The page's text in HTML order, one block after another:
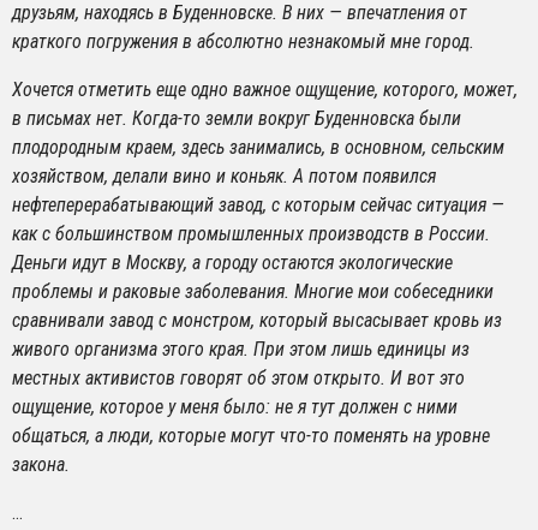
друзьям, находясь в Буденновске. В них — впечатления от
краткого погружения в абсолютно незнакомый мне город.
Хочется отметить еще одно важное ощущение, которого, может,
в письмах нет. Когда-то земли вокруг Буденновска были
плодородным краем, здесь занимались, в основном, сельским
хозяйством, делали вино и коньяк. А потом появился
нефтеперерабатывающий завод, с которым сейчас ситуация —
как с большинством промышленных производств в России.
Деньги идут в Москву, а городу остаются экологические
проблемы и раковые заболевания. Многие мои собеседники
сравнивали завод с монстром, который высасывает кровь из
живого организма этого края. При этом лишь единицы из
местных активистов говорят об этом открыто. И вот это
ощущение, которое у меня было: не я тут должен с ними
общаться, а люди, которые могут что-то поменять на уровне
закона.
…